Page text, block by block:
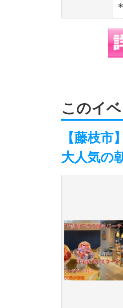
このイ
【藤枝
大人気の